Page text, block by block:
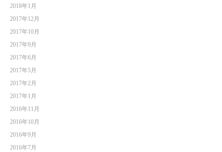
2018年1月
2017年12月
2017年10月
2017年9月
2017年6月
2017年5月
2017年2月
2017年1月
2016年11月
2016年10月
2016年9月
2016年7月